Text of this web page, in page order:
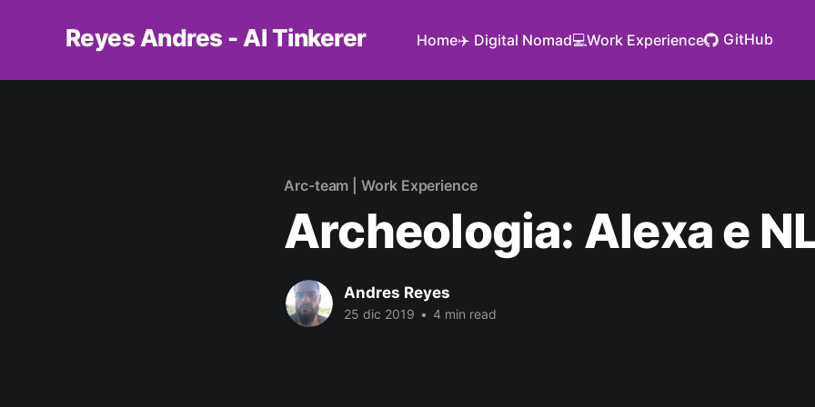
Reyes Andres - AI Tinkerer Home✈️ Digital Nomad💻Work Experience GitHub
Arc-team | Work Experience
Archeologia: Alexa e
Andres Reyes
25 dic 2019 • 4 min read